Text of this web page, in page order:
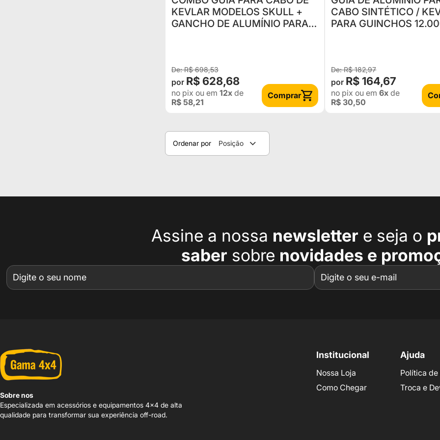
KEVLAR MODELOS SKULL +
GANCHO DE ALUMÍNIO PARA
R$ 698,53
R$ 628,68
no pix ou em 12x de
R$ 58,21
Comprar
CABO SINTÉTICO /
PARA GUINCHOS 12.000LBS Á
R$ 182,97
R$ 164,67
no pix ou em6x de
R$ 30,50
Ordenar por Posição
Assine a nossa newsletter e seja o
saber sobre novidades e
Sobre nos
Especializada em acessórios e equipamentos 4x4 de alta
qualidade para transformar sua experiência off-road.
Institucional
Nossa Loja
Como Chegar
Ajuda
Política
Troca e